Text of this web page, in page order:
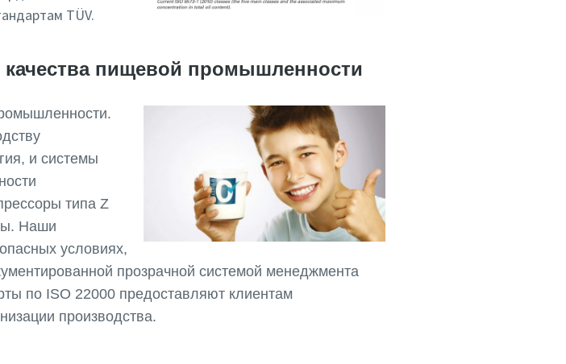
TÜV.
качества пищевой промышленности
и системы
типа Z
Наши
условиях,
прозрачной системой менеджмента
по ISO 22000 предоставляют клиентам
производства.